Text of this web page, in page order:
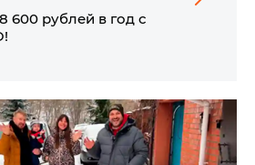
600 рублей в год с